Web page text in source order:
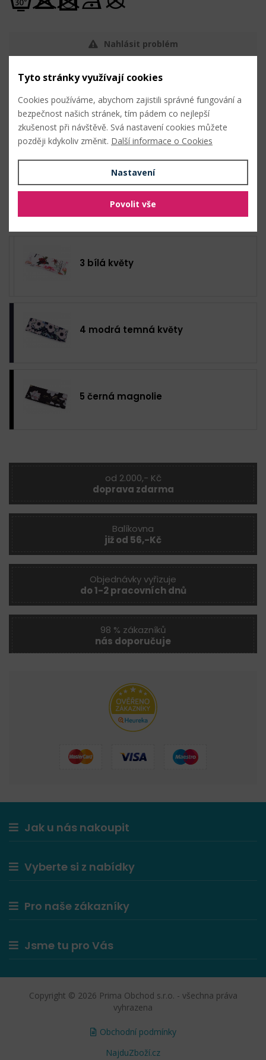
Nahlásit problém
Hromadný nákup
2 černá květy
3 bílá květy
4 modrá temná květy
5 černá magnolie
od 2.000,- Kč
doprava zdarma
Balíkovna
již od 56,-Kč
Objednávky vyřizuje
do 1-2 pracovních dnů
98 % zákazníků
nás doporučuje
Jak u nás nakoupit
Vyberte si z nabídky
Pro naše zákazníky
Jsme tu pro Vás
Copyright © 2026 Prima Obchod s.r.o. - všechna práva
vyhrazena
Obchodní podmínky
NajduZboží.cz
Tyto stránky využívají cookies
Cookies používáme, abychom zajistili správné fungování a
bezpečnost našich stránek, tím pádem co nejlepší
zkušenost při návštěvě. Svá nastavení cookies můžete
později kdykoliv změnit. Další informace o Cookies
Nastavení
Povolit vše